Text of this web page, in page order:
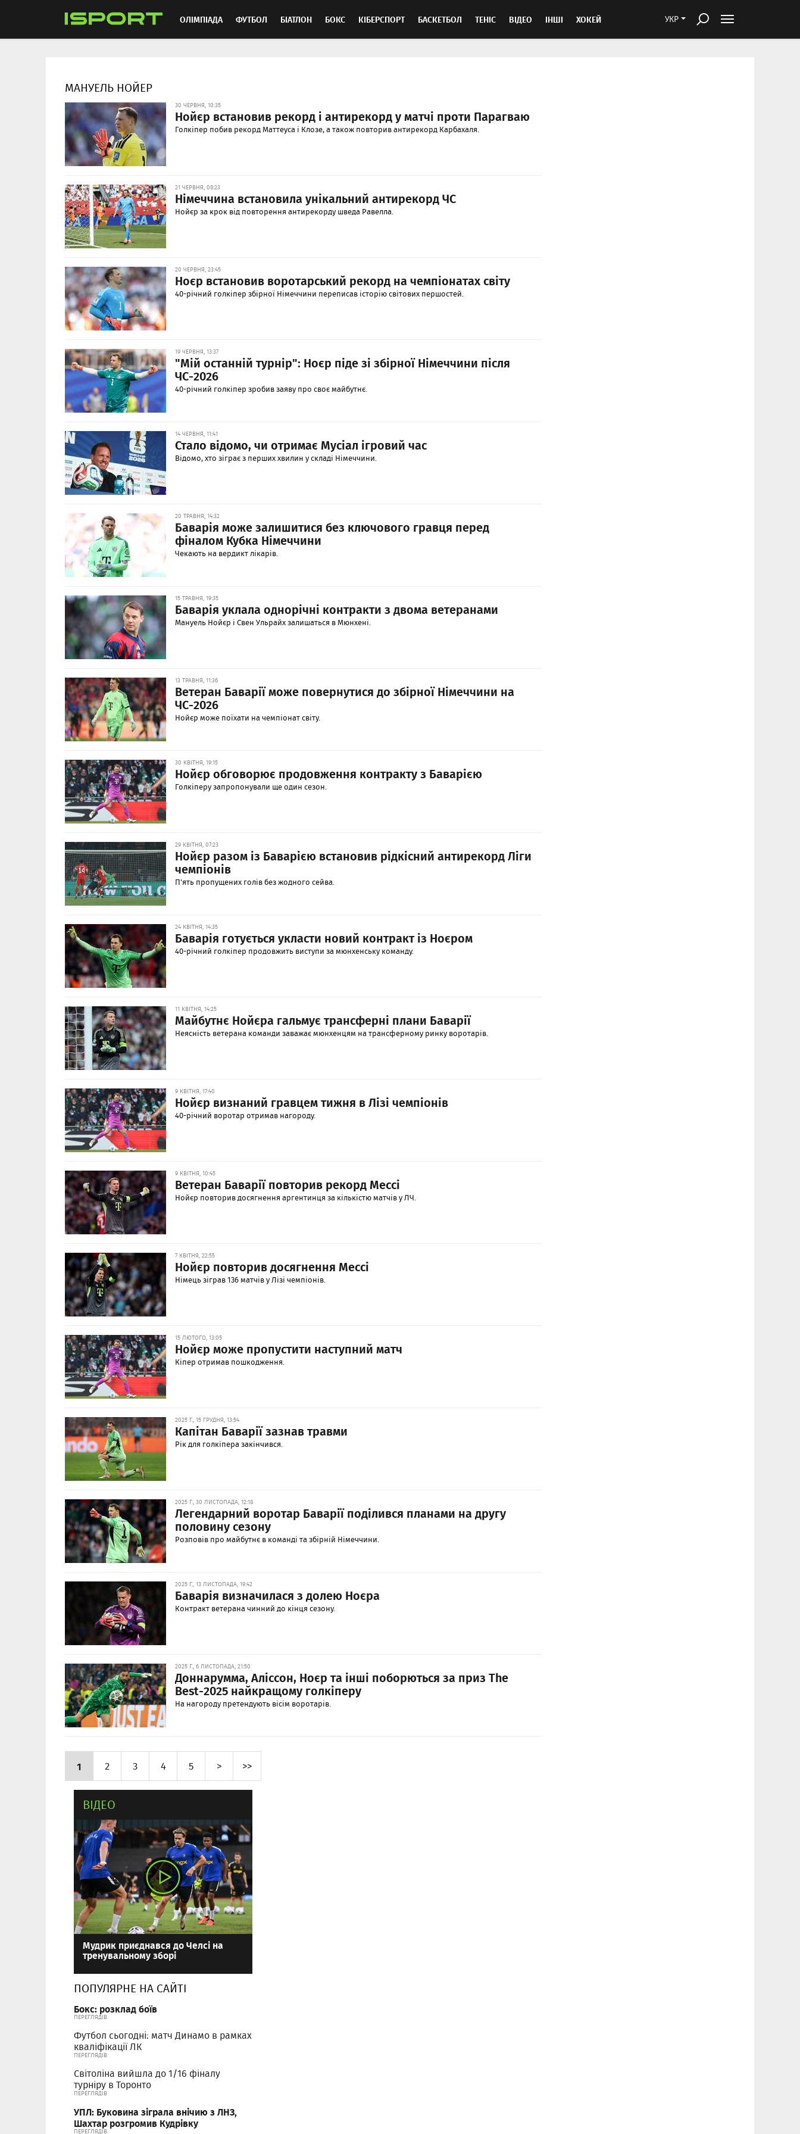
УКР
ОЛІМПІАДА ФУТБОЛ БІАТЛОН БОКС КІБЕРСПОРТ БАСКЕТБОЛ ТЕНІС ВІДЕО ІНШІ ХОКЕЙ
МАНУЕЛЬ НОЙЕР
30 ЧЕРВНЯ, 10:35
Нойєр встановив рекорд і антирекорд у матчі проти Парагваю
Голкіпер побив рекорд Маттеуса і Клозе, а також повторив антирекорд Карбахаля.
21 ЧЕРВНЯ, 08:23
Німеччина встановила унікальний антирекорд ЧС
Нойєр за крок від повторення антирекорду шведа Равелла.
20 ЧЕРВНЯ, 23:45
Ноєр встановив воротарський рекорд на чемпіонатах світу
40-річний голкіпер збірної Німеччини переписав історію світових першостей.
19 ЧЕРВНЯ, 13:37
"Мій останній турнір": Ноєр піде зі збірної Німеччини після
ЧС-2026
40-річний голкіпер зробив заяву про своє майбутнє.
14 ЧЕРВНЯ, 11:41
Стало відомо, чи отримає Мусіал ігровий час
Відомо, хто зіграє з перших хвилин у складі Німеччини.
20 ТРАВНЯ, 14:32
Баварія може залишитися без ключового гравця перед
фіналом Кубка Німеччини
Чекають на вердикт лікарів.
15 ТРАВНЯ, 19:35
Баварія уклала однорічні контракти з двома ветеранами
Мануель Нойєр і Свен Ульрайх залишаться в Мюнхені.
13 ТРАВНЯ, 11:36
Ветеран Баварії може повернутися до збірної Німеччини на
ЧС-2026
Нойєр може поїхати на чемпіонат світу.
30 КВІТНЯ, 19:15
Нойєр обговорює продовження контракту з Баварією
Голкіперу запропонували ще один сезон.
29 КВІТНЯ, 07:23
Нойєр разом із Баварією встановив рідкісний антирекорд Ліги
чемпіонів
П'ять пропущених голів без жодного сейва.
24 КВІТНЯ, 14:35
Баварія готується укласти новий контракт із Ноєром
40-річний голкіпер продовжить виступи за мюнхенську команду.
11 КВІТНЯ, 14:25
Майбутнє Нойєра гальмує трансферні плани Баварії
Неясність ветерана команди заважає мюнхенцям на трансферному ринку воротарів.
9 КВІТНЯ, 17:40
Нойєр визнаний гравцем тижня в Лізі чемпіонів
40-річний воротар отримав нагороду.
9 КВІТНЯ, 10:45
Ветеран Баварії повторив рекорд Мессі
Нойєр повторив досягнення аргентинця за кількістю матчів у ЛЧ.
7 КВІТНЯ, 22:55
Нойєр повторив досягнення Мессі
Німець зіграв 136 матчів у Лізі чемпіонів.
15 ЛЮТОГО, 13:05
Нойєр може пропустити наступний матч
Кіпер отримав пошкодження.
2025 Г., 15 ГРУДНЯ, 13:54
Капітан Баварії зазнав травми
Рік для голкіпера закінчився.
2025 Г., 30 ЛИСТОПАДА, 12:18
Легендарний воротар Баварії поділився планами на другу
половину сезону
Розповів про майбутнє в команді та збірній Німеччини.
2025 Г., 13 ЛИСТОПАДА, 19:42
Баварія визначилася з долею Ноєра
Контракт ветерана чинний до кінця сезону.
2025 Г., 6 ЛИСТОПАДА, 21:50
Доннарумма, Аліссон, Ноєр та інші поборються за приз The
Best-2025 найкращому голкіперу
На нагороду претендують вісім воротарів.
1 2 3 4 5 > >>
ВІДЕО
Мудрик приєднався до Челсі на
тренувальному зборі
ПОПУЛЯРНЕ НА САЙТІ
Бокс: розклад боїв
ПЕРЕГЛЯДІВ
Футбол сьогодні: матч Динамо в рамках
кваліфікації ЛК
ПЕРЕГЛЯДІВ
Світоліна вийшла до 1/16 фіналу
турніру в Торонто
ПЕРЕГЛЯДІВ
УПЛ: Буковина зіграла внічию з ЛНЗ,
Шахтар розгромив Кудрівку
ПЕРЕГЛЯДІВ